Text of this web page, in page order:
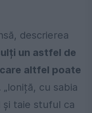
descrierea
un astfel de
altfel poate
„Ioniță, cu sabia
taie stuful ca